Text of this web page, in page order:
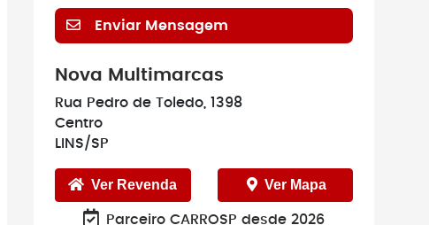
Enviar Mensagem
Nova Multimarcas
Rua Pedro de Toledo, 1398
Centro
LINS/SP
Ver Revenda Ver Mapa
Parceiro CARROSP desde 2026